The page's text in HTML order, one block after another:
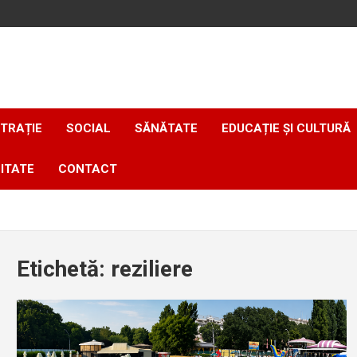
SOCIAL SĂNĂTATE EDUCAȚIE ȘI CULTURĂ
CONTACT
Etichetă: reziliere